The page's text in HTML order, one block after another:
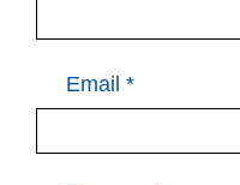
Email *